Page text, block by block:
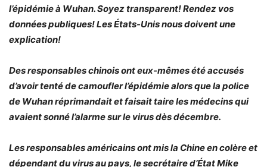
l’épidémie à Wuhan. Soyez transparent! Rendez vos
données publiques! Les États-Unis nous doivent une
explication!
Des responsables chinois ont eux-mêmes été accusés
d’avoir tenté de camoufler l’épidémie alors que la police
de Wuhan réprimandait et faisait taire les médecins qui
avaient sonné l’alarme sur le virus dès décembre.
Les responsables américains ont mis la Chine en colère et
dépendant du virus au pays, le secrétaire d’État Mike